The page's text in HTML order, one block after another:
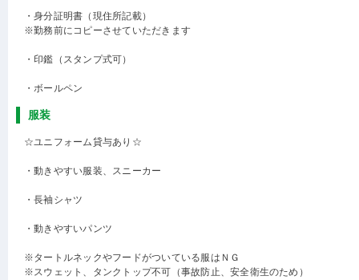
・身分証明書（現住所記載）
※勤務前にコピーさせていただきます
・印鑑（スタンプ式可）
・ボールペン
服装
☆ユニフォーム貸与あり☆
・動きやすい服装、スニーカー
・長袖シャツ
・動きやすいパンツ
※タートルネックやフードがついている服はＮＧ
※スウェット、タンクトップ不可（事故防止、安全衛生のため）